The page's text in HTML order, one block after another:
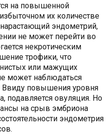
на повышенной
их количестве
эндометрий,
не может перейти во
некротическим
трофики, что
или мажущих
может наблюдаться
Ввиду повышения уровня
подавляется овуляция. Но
на срыв эмбриона
эндометрия